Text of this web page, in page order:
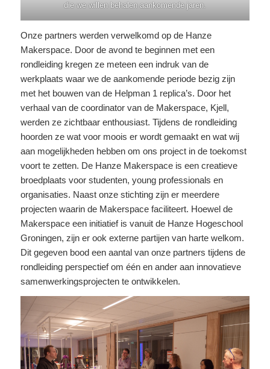
die we willen behalen aankomende jaren.
Onze partners werden verwelkomd op de Hanze
Makerspace. Door de avond te beginnen met een
rondleiding kregen ze meteen een indruk van de
werkplaats waar we de aankomende periode bezig zijn
met het bouwen van de Helpman 1 replica’s. Door het
verhaal van de coordinator van de Makerspace, Kjell,
werden ze zichtbaar enthousiast. Tijdens de rondleiding
hoorden ze wat voor moois er wordt gemaakt en wat wij
aan mogelijkheden hebben om ons project in de toekomst
voort te zetten. De Hanze Makerspace is een creatieve
broedplaats voor studenten, young professionals en
organisaties. Naast onze stichting zijn er meerdere
projecten waarin de Makerspace faciliteert. Hoewel de
Makerspace een initiatief is vanuit de Hanze Hogeschool
Groningen, zijn er ook externe partijen van harte welkom.
Dit gegeven bood een aantal van onze partners tijdens de
rondleiding perspectief om één en ander aan innovatieve
samenwerkingsprojecten te ontwikkelen.